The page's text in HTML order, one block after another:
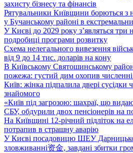
захисту бізнесу та фінансів
Рятувальники Київщини борються з
у Бучанському районі в
У Києві до 2029 року з’являться три
подробиці програми розвитку
Схема нелегального вивезення
від 9 до 14 тис. доларів на кону
В Київському Святошинському
пожежа: густий дим охопив численні
Київ: жінка підпалила двері сусідки
знайомого
«Київ під загрозою: шахраї, що
СБУ, обдурили двох пенсіонерів на
На Київщині 12-річний підліток на
потрапив в страшну аварію
У Києві посадовицю ШЕУ
зловживанні资金, завдані збитки